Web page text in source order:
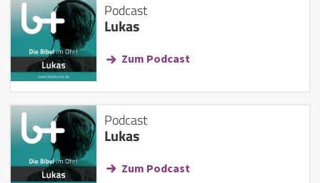
Podcast
Lukas
Zum Podcast
Podcast
Lukas
Zum Podcast